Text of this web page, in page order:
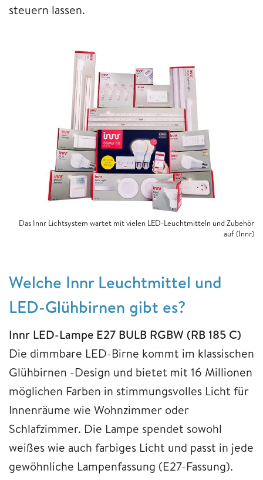
steuern lassen.
Das Innr Lichtsystem wartet mit vielen LED-Leuchtmitteln und Zubehör
auf (Innr)
Welche Innr Leuchtmittel und
LED-Glühbirnen gibt es?
Innr LED-Lampe E27 BULB RGBW (RB 185 C)
Die dimmbare LED-Birne kommt im klassischen
Glühbirnen -Design und bietet mit 16 Millionen
möglichen Farben in stimmungsvolles Licht für
Innenräume wie Wohnzimmer oder
Schlafzimmer. Die Lampe spendet sowohl
weißes wie auch farbiges Licht und passt in jede
gewöhnliche Lampenfassung (E27-Fassung).